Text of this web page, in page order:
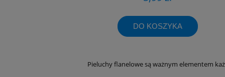
DO KOSZYKA
Pieluchy flanelowe są ważnym elementem